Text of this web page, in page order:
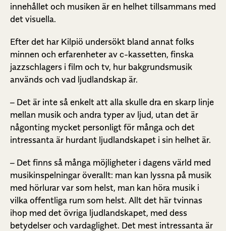
innehållet och musiken är en helhet tillsammans med
det visuella.
Efter det har Kilpiö undersökt bland annat folks
minnen och erfarenheter av c-kassetten, finska
jazzschlagers i film och tv, hur bakgrundsmusik
används och vad ljudlandskap är.
– Det är inte så enkelt att alla skulle dra en skarp linje
mellan musik och andra typer av ljud, utan det är
någonting mycket personligt för många och det
intressanta är hurdant ljudlandskapet i sin helhet är.
– Det finns så många möjligheter i dagens värld med
musikinspelningar överallt: man kan lyssna på musik
med hörlurar var som helst, man kan höra musik i
vilka offentliga rum som helst. Allt det här tvinnas
ihop med det övriga ljudlandskapet, med dess
betydelser och vardaglighet. Det mest intressanta är